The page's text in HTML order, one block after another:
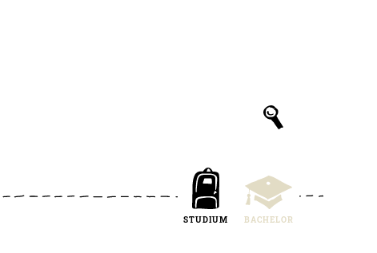
STUDIUM BACHELOR